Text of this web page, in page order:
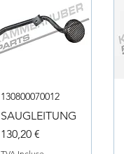
130800070012
SAUGLEITUNG
Prix
130,20 €